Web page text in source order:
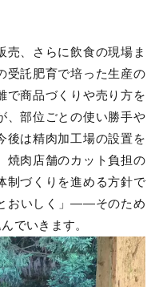
売、さらに飲食の現場ま
受託肥育で培った生産の
で商品づくりや売り方を
、部位ごとの使い勝手や
後は精肉加工場の設置を
焼肉店舗のカット負担の
制づくりを進める方針で
おいしく」——そのため
でいきます。